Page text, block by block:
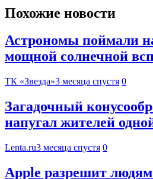
Похожие новости
Астрономы поймали
мощной солнечной
ТК «Звезда»3 месяца спустя 0
Загадочный
напугал жителей
Lenta.ru3 месяца спустя 0
Apple разрешит